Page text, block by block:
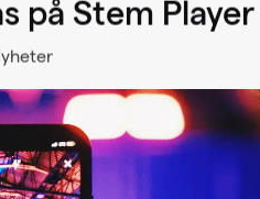
på Stem Player